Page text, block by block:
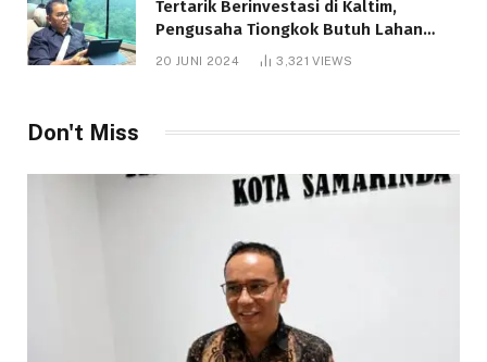
Tertarik Berinvestasi di Kaltim,
Pengusaha Tiongkok Butuh Lahan
1.000 Hektare
20 JUNI 2024 3,321VIEWS
Don't Miss